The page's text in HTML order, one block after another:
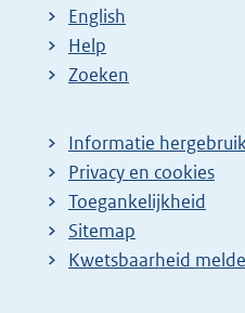
English
Help
Zoeken
Informatie
Privacy en cookies
Toegankelijkheid
Sitemap
E
Kwetsbaarheid